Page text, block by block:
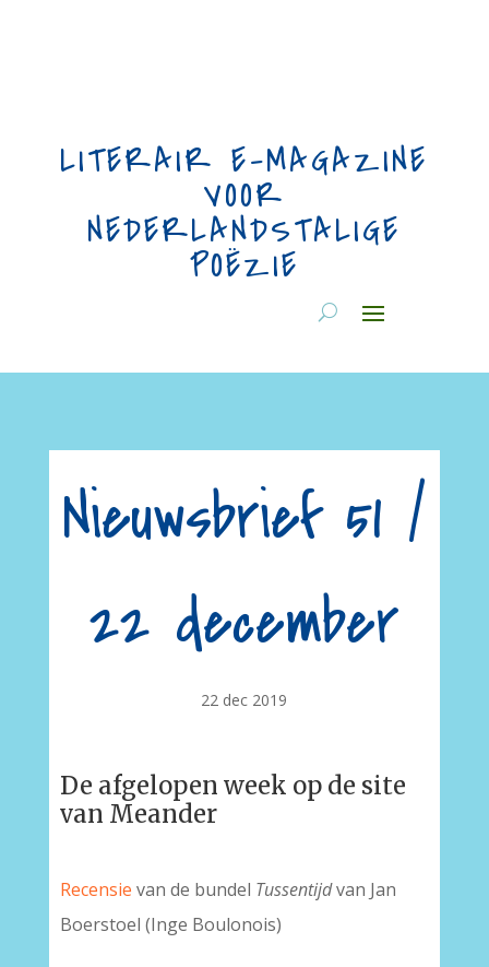
LITERAIR E-MAGAZINE
VOOR
NEDERLANDSTALIGE
POËZIE
Nieuwsbrief 51 /
22 december
22 dec 2019
De afgelopen week op de site
van Meander
Recensie van de bundel Tussentijdvan Jan
Boerstoel (Inge Boulonois)